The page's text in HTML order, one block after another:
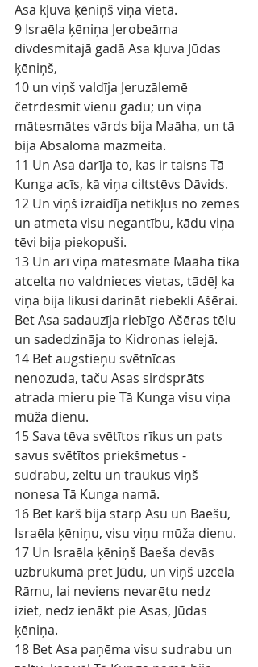
Asa kļuva ķēniņš viņa vietā.
9 Israēla ķēniņa Jerobeāma
divdesmitajā gadā Asa kļuva Jūdas
ķēniņš,
10 un viņš valdīja Jeruzālemē
četrdesmit vienu gadu; un viņa
mātesmātes vārds bija Maāha, un tā
bija Absaloma mazmeita.
11 Un Asa darīja to, kas ir taisns Tā
Kunga acīs, kā viņa ciltstēvs Dāvids.
12 Un viņš izraidīja netikļus no zemes
un atmeta visu negantību, kādu viņa
tēvi bija piekopuši.
13 Un arī viņa mātesmāte Maāha tika
atcelta no valdnieces vietas, tādēļ ka
viņa bija likusi darināt riebekli Ašērai.
Bet Asa sadauzīja riebīgo Ašēras tēlu
un sadedzināja to Kidronas ielejā.
14 Bet augstieņu svētnīcas
nenozuda, taču Asas sirdsprāts
atrada mieru pie Tā Kunga visu viņa
mūža dienu.
15 Sava tēva svētītos rīkus un pats
savus svētītos priekšmetus -
sudrabu, zeltu un traukus viņš
nonesa Tā Kunga namā.
16 Bet karš bija starp Asu un Baešu,
Israēla ķēniņu, visu viņu mūža dienu.
17 Un Israēla ķēniņš Baeša devās
uzbrukumā pret Jūdu, un viņš uzcēla
Rāmu, lai neviens nevarētu nedz
iziet, nedz ienākt pie Asas, Jūdas
ķēniņa.
18 Bet Asa paņēma visu sudrabu un